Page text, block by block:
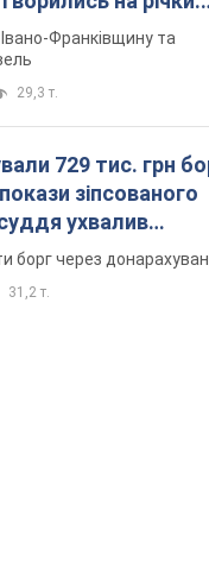
31,2 т.